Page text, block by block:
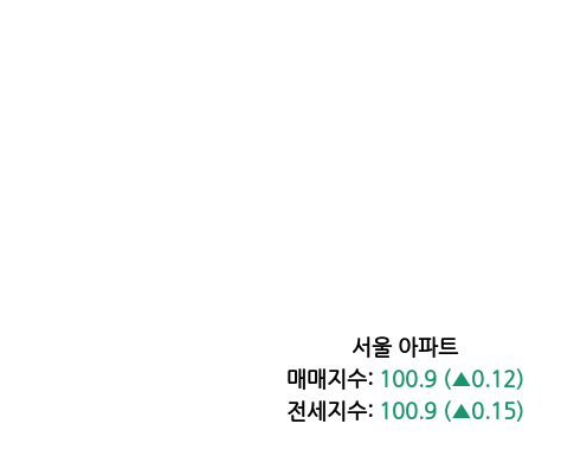
서울 아파트
매매지수: 100.9 (▲0.12)
전세지수: 100.9 (▲0.15)